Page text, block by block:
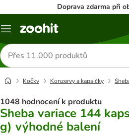
Doprava zdarma při
Menu
Hledat
produkty
Kočky Konzervy a kapsičky
1048 hodnocení k produktu
Sheba variace 144
g) výhodné balení